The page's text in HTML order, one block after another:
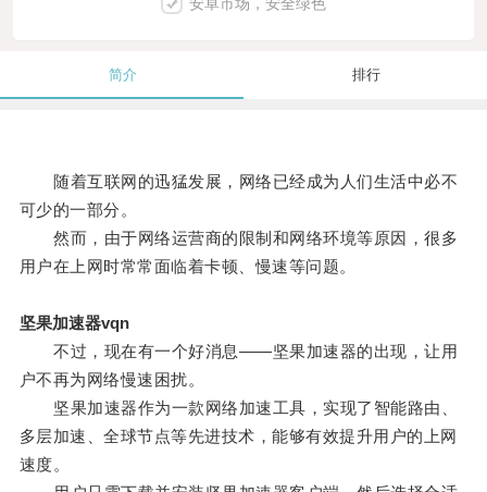
简介 排行
随着互联网的迅猛发展，网络已经成为人们生活中必不
可少的一部分。
然而，由于网络运营商的限制和网络环境等原因，很多
用户在上网时常常面临着卡顿、慢速等问题。
坚果加速器vqn
不过，现在有一个好消息——坚果加速器的出现，让用
户不再为网络慢速困扰。
坚果加速器作为一款网络加速工具，实现了智能路由、
多层加速、全球节点等先进技术，能够有效提升用户的上网
速度。